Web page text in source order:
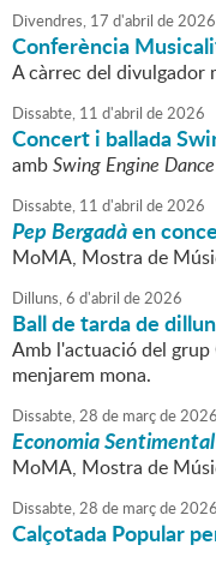
Divendres, 17 d'abril de2026
Conferència
A càrrec del divulgador
Dissabte, 11 d'abril de2026
Concert i ballada
ambSwing Engine
Dissabte, 11 d'abril de2026
Pep Bergadàen
MoMA, Mostra de
Dilluns,6 d'abril de2026
Ball de tarda de
Amb l'actuació del grup
menjarem mona.
Dissabte,28 de marçde2026
Economia Sentimental
MoMA, Mostra de
Dissabte,28 de marçde2026
Calçotada Popular